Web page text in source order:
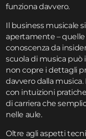
funziona davvero.
Il business musicale
apertamente –
conoscenza da
scuola di musica può
non copre i dettagli
davvero dalla
con intuizioni
di carriera che
nelle aule.
Oltre agli aspetti